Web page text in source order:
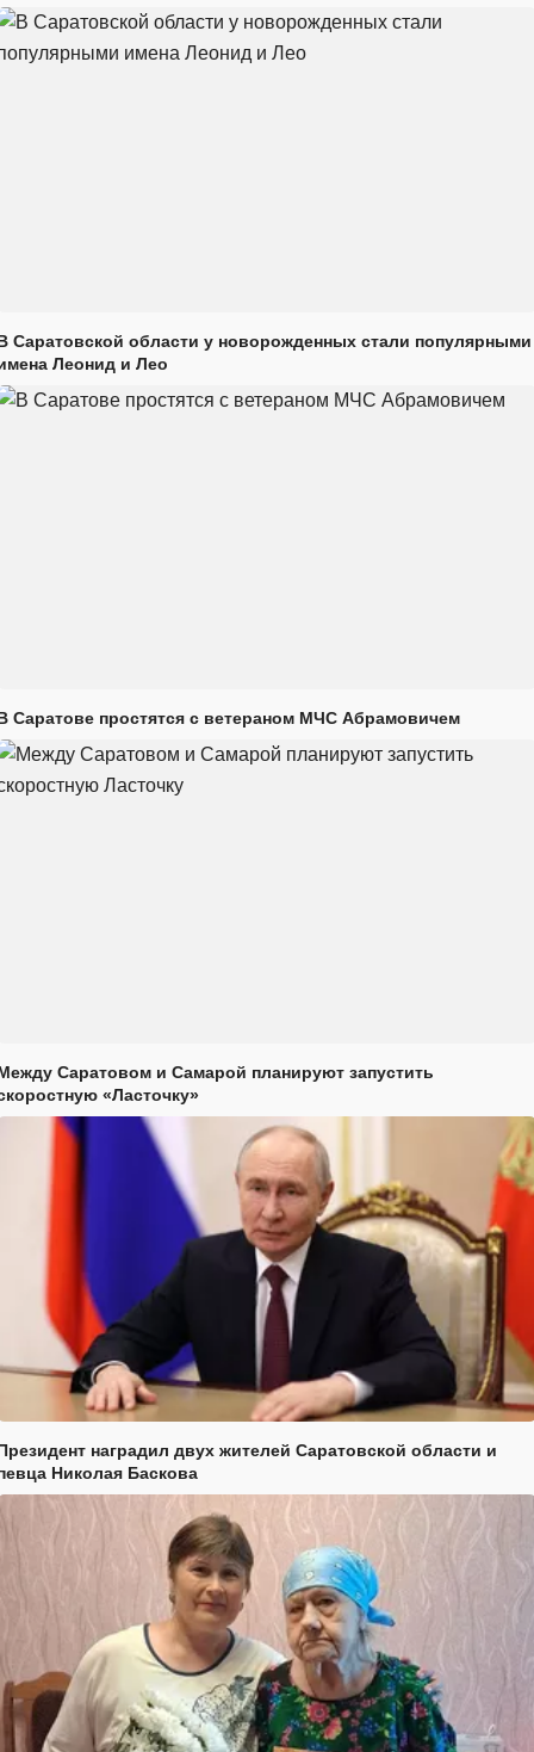
Саратовской области у новорожденных стали популярными
Леонид и Лео
Саратове простятся с ветераном МЧС Абрамовичем
Саратовом и Самарой планируют запустить
«Ласточку»
наградил двух жителей Саратовской области и
Николая Баскова